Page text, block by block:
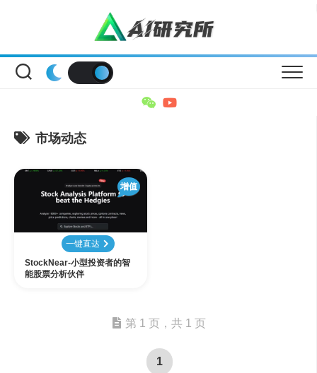
市场动态
增值
一键直达
StockNear-小型投资者的智
能股票分析伙伴
第 1 页，共 1 页
1